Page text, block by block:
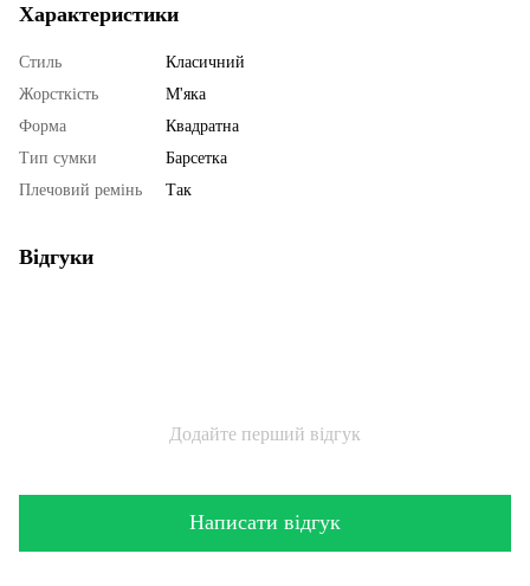
Характеристики
Стиль
Класичний
Жорсткість
М'яка
Форма
Квадратна
Тип сумки
Барсетка
Плечовий ремінь
Так
Відгуки
Додайте перший відгук
Написати відгук